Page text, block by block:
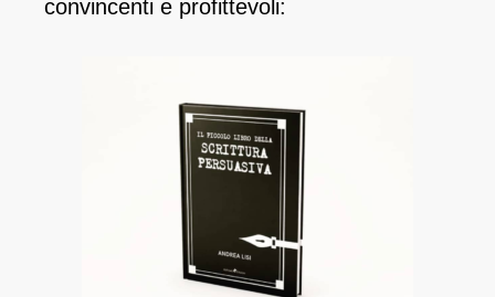
convincenti e profittevoli: